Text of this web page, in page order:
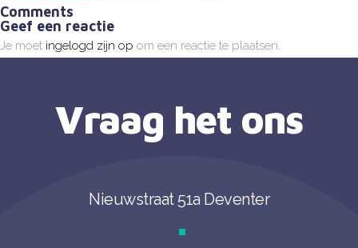
Comments
Geef een reactie
Je moet ingelogd zijn op om een reactie te plaatsen.
Vraag het ons
Nieuwstraat 51a Deventer